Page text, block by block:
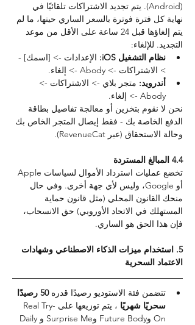
(Android). يتم تجديد الاشتراكات تلقائيًا في
نهاية كل فترة فوترة بالسعر الساري حينها، ما لم
يتم إلغاؤها قبل 24 ساعة على الأقل من موعد
التجديد. للإلغاء:
نظام التشغيل iOS:
الإعدادات -> [اسمك] -
> الاشتراكات -> Abody -> إلغاء.
أندرويد: متجر بلاي -> الاشتراكات ->
Abody -> إلغاء.
نحن لا نقوم بتخزين أو معالجة تفاصيل بطاقة
الدفع الخاصة بك - فقط إيصال المتجر الخاص بك
وحالة الاستحقاق (عبر RevenueCat).
4.4 المبالغ المستردة
أو Google، وليس لأي جهة أخرى. وفي حال
منحك القانون المحلي (مثل قانون حماية
المستهلك في الاتحاد الأوروبي) حق الانسحاب،
فإن هذا الحق هو الساري.
5. استخدام ميزات الذكاء الاصطناعي وشهادات
الاعتماد السحرية
تتضمن فئة الاستوديو رصيدًا قدره
50 رصيدًا
سحريًا شهريًا
، يتم توزيعها على Real Try-
On وFuture Body وSurprise Me وDaily